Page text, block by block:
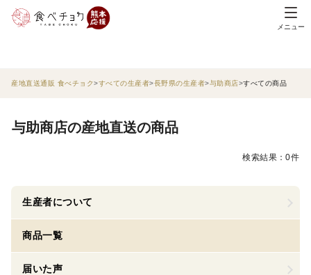
メニュー
産地直送通販 食べチョク すべての生産者 長野県の生産者 与助商店 すべての商品
与助商店の産地直送の商品
検索結果：0件
生産者について
商品一覧
届いた声